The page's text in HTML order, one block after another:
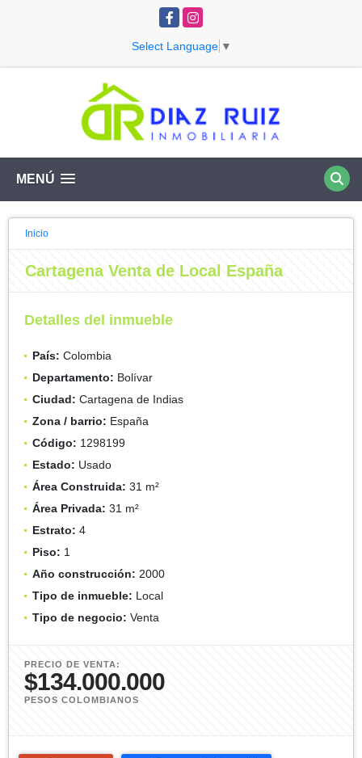
FacebookInstagram
Select Language ▼
MENÚ
Inicio
Cartagena Venta de Local España
Detalles del inmueble
País: Colombia
Departamento: Bolívar
Ciudad: Cartagena de Indias
Zona / barrio: España
Código: 1298199
Estado: Usado
Área Construida: 31 m²
Área Privada: 31 m²
Estrato: 4
Piso: 1
Año construcción: 2000
Tipo de inmueble: Local
Tipo de negocio: Venta
PRECIO DE VENTA:
$134.000.000
PESOS COLOMBIANOS